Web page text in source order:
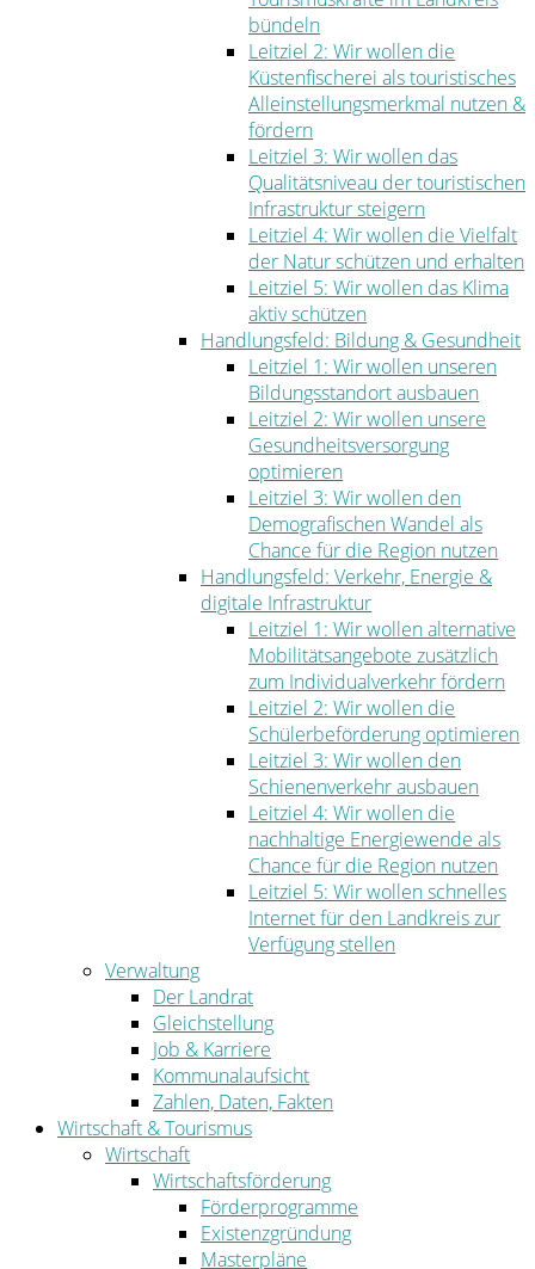
bündeln
Leitziel 2: Wir wollen die
Küstenfischerei als touristisches
Alleinstellungsmerkmal nutzen &
fördern
Leitziel 3: Wir wollen das
Qualitätsniveau der touristischen
Infrastruktur steigern
Leitziel 4: Wir wollen die Vielfalt
der Natur schützen und erhalten
Leitziel 5: Wir wollen das Klima
aktiv schützen
Handlungsfeld: Bildung & Gesundheit
Leitziel 1: Wir wollen unseren
Bildungsstandort ausbauen
Leitziel 2: Wir wollen unsere
Gesundheitsversorgung
optimieren
Leitziel 3: Wir wollen den
Demografischen Wandel als
Chance für die Region nutzen
Handlungsfeld: Verkehr, Energie &
digitale Infrastruktur
Leitziel 1: Wir wollen alternative
Mobilitätsangebote zusätzlich
zum Individualverkehr fördern
Leitziel 2: Wir wollen die
Schülerbeförderung optimieren
Leitziel 3: Wir wollen den
Schienenverkehr ausbauen
Leitziel 4: Wir wollen die
nachhaltige Energiewende als
Chance für die Region nutzen
Leitziel 5: Wir wollen schnelles
Internet für den Landkreis zur
Verfügung stellen
Verwaltung
Der Landrat
Gleichstellung
Job & Karriere
Kommunalaufsicht
Zahlen, Daten, Fakten
Wirtschaft & Tourismus
Wirtschaft
Wirtschaftsförderung
Förderprogramme
Existenzgründung
Masterpläne